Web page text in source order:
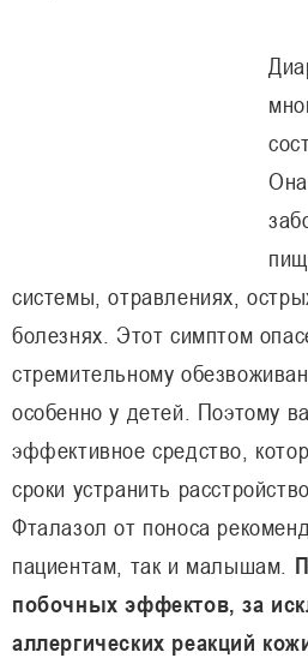
системы, отравлениях,
болезнях. Этот симптом
стремительному
особенно у детей. Поэтому
эффективное средство,
сроки устранить
Фталазол от поноса
пациентам, так и малышам.
побочных эффектов, за
аллергических реакций